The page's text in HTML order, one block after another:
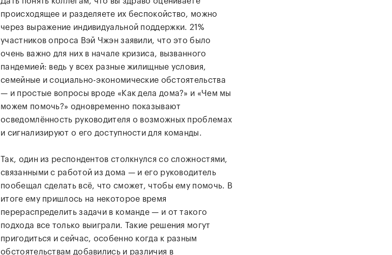
происходящее и разделяете их беспокойство, можно
через выражение индивидуальной поддержки. 21%
участников опроса Вэй Чжэн заявили, что это было
очень важно для них в начале кризиса, вызванного
пандемией: ведь у всех разные жилищные условия,
семейные и социально-экономические обстоятельства
— и простые вопросы вроде «Как дела дома?» и «Чем мы
можем помочь?» одновременно показывают
осведомлённость руководителя о возможных проблемах
и сигнализируют о его доступности для команды.
Так, один из респондентов столкнулся со сложностями,
связанными с работой из дома — и его руководитель
пообещал сделать всё, что сможет, чтобы ему помочь. В
итоге ему пришлось на некоторое время
перераспределить задачи в команде — и от такого
подхода все только выиграли. Такие решения могут
пригодиться и сейчас, особенно когда к разным
обстоятельствам добавились и различия в